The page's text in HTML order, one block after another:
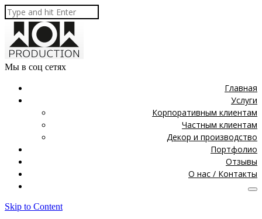
Мы в соц сетях
Главная
Услуги
Корпоративным клиентам
Частным клиентам
Декор и производство
Портфолио
Отзывы
О нас / Контакты
Skip to Content